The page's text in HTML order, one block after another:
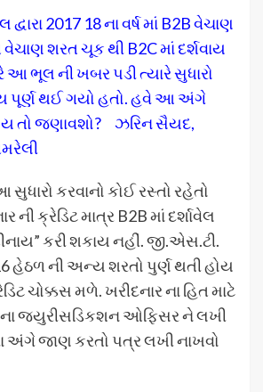
2017 18 ના વર્ષ માં B2B વેચાણ
શરત ચૂક થી B2C માં દર્શવાય
ભૂલ ની ખબર પડી ત્યારે સુધારો
પૂર્ણ થઈ ગયો હતો. હવે આ અંગે
તો જણાવશો? ઝરિન સૈયદ,
કરવાનો કોઈ રસ્તો રહેતો
ની ક્રેડિટ માત્ર B2B માં દર્શાવેલ
કરી શકાય નહીં. જી.એસ.ટી.
હેઠળ ની અન્ય શરતો પુર્ણ થતી હોય
ચોક્કસ મળે. ખરીદનાર ના હિત માટે
જયુરીસડિકશન ઓફિસર ને લખી
જાણ કરતો પત્ર લખી નાખવો